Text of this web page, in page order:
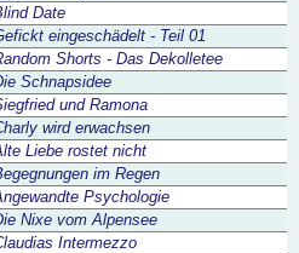
Date
eingeschädelt - Teil 01
Shorts - Das Dekolletee
Schnapsidee
und Ramona
wird erwachsen
Liebe rostet nicht
im Regen
Psychologie
Nixe vom Alpensee
Intermezzo